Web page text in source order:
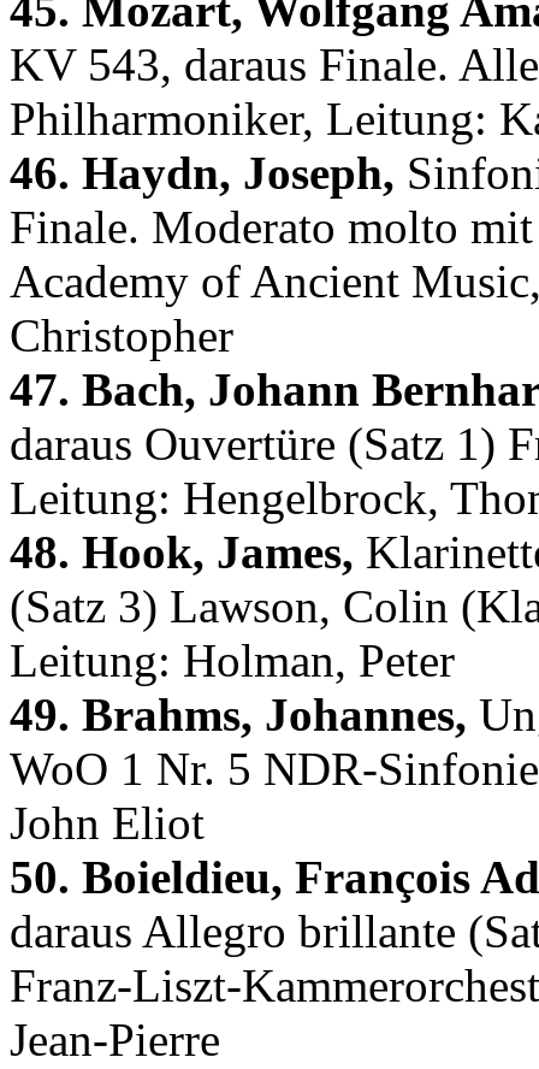
45. Mozart, Wolfgang
KV 543, daraus Finale.
Philharmoniker, Leitung:
46. Haydn, Joseph,
Finale. Moderato molto
Academy of Ancient
Christopher
47. Bach, Johann
daraus Ouvertüre (Satz 1)
Leitung: Hengelbrock,
48. Hook, James,
(Satz 3) Lawson, Colin
Leitung: Holman, Peter
49. Brahms, Johannes,
WoO 1 Nr. 5 NDR-
John Eliot
50. Boieldieu, François
daraus Allegro brillante
Franz-Liszt-
Jean-Pierre